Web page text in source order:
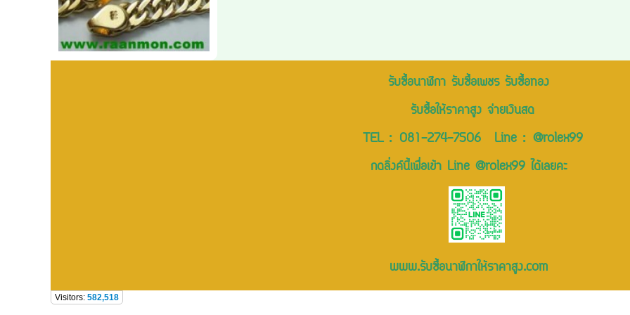
รับซื้อนาฬิกา รับซื้อเพชร รับซื้อทอง
รับซื้อให้ราคาสูง จ่ายเงินสด
TEL : 081-274-7506Line : @rolex99
กดลิ่งค์นี้เพื่อเข้า Line @rolex99 ได้เลยคะ
www.รับซื้อนาฬิกาให้ราคาสูง.com
Visitors: 582,518